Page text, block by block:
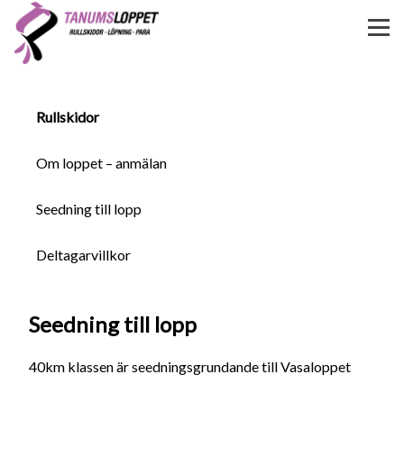
Rullskidor
Om loppet – anmälan
Seedning till lopp
Deltagarvillkor
Seedning till lopp
40km klassen är seedningsgrundande till Vasaloppet